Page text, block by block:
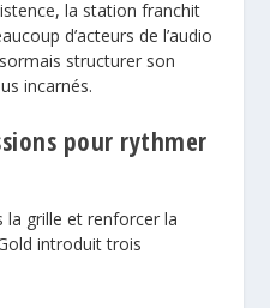
la station franchit
d’acteurs de l’audio
structurer son
incarnés.
pour rythmer
la grille et renforcer la
introduit trois